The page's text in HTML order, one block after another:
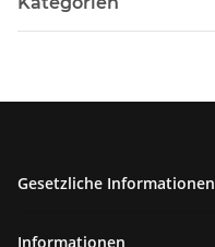
Gesetzliche Informationen
Informationen